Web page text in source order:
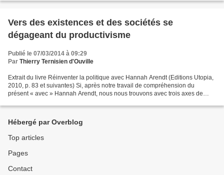
Vers des existences et des sociétés se
dégageant du productivisme
Publié le 07/03/2014 à 09:29
Par Thierry Ternisien d'Ouville
Extrait du livre Réinventer la politique avec Hannah Arendt (Editions Utopia,
2010, p. 83 et suivantes) Si, après notre travail de compréhension du
présent « avec » Hannah Arendt, nous nous trouvons avec trois axes de
Hébergé par Overblog
Top articles
Pages
Contact